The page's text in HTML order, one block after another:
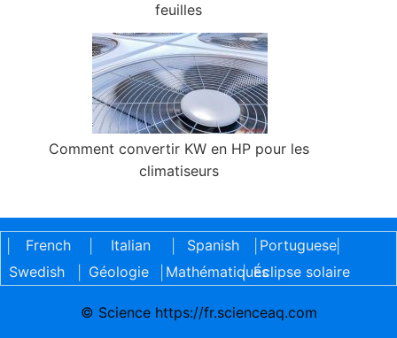
feuilles
Comment convertir KW en HP pour les
climatiseurs
French Italian Spanish Portuguese|
Swedish
Géologie Mathématiques
| Éclipse solaire
© Science https://fr.scienceaq.com